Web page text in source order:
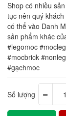
Shop có nhiều
tục nên quý
có thể vào Danh
sản phẩm khác
#legomoc
#mocbrick
#gạchmoc
Số lượng